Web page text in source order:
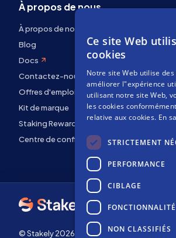
À propos de nous
À propos de nous
Blog
Docs
Contactez-nous
Offres d'emploi
Kit de marque
Staking Rewards
Centre de confidentialité
© Stakely 2026 | Stakely, S.L. | NIF B72551682
Ce site Web
cookies
Notre site Web utilise
améliorer l"expérience
utilisant notre site Web,
les cookies
relative aux cookies. En
STRICTEMENT
PERFORMANCE
CIBLAGE
FONCTIONNALITÉ
NON CLASSIFIÉS